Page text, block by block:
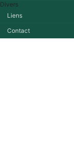
Divers
Liens
Contact